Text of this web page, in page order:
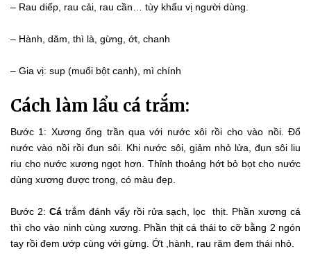
– Rau diếp, rau cải, rau cần… tùy khẩu vị người dùng.
– Hành, dăm, thì là, gừng, ớt, chanh
– Gia vị: sup (muối bột canh), mì chính
Cách làm lẩu cá trắm:
Bước 1: Xương ống trần qua với nước xôi rồi cho vào nồi. Đổ
nước vào nồi rồi đun sôi. Khi nước sôi, giảm nhỏ lửa, đun sôi liu
riu cho nước xương ngọt hơn. Thỉnh thoảng hớt bỏ bọt cho nước
dùng xương được trong, có màu đẹp.
Bước 2: Cátrắm đánh vẩy rồi rửa sạch, lọc thịt. Phần xương cá
thì cho vào ninh cùng xương. Phần thịt cá thái to cỡ bằng 2 ngón
tay rồi đem ướp cùng với gừng. Ớt ,hành, rau răm đem thái nhỏ.